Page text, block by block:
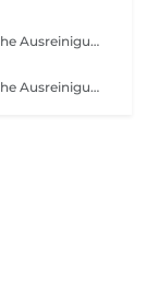
Abreinigung, Toner, Enzym-Peeling, gründliche Ausreinigung, Massage, medizinische Wirkstoffeinschleusen mit Ultraschallgerät in den Gesichts- und Augenpartien, intensive Hautverjüngung mit V-TOX Maske + Infrabehandlung, Fuß- oder Armmassage, Vliesmaske, Abschlusspflege, Sonnenschutzcream
Abreinigung, Toner, Enzym-Peeling, gründliche Ausreinigung, Massage, medizinische Wirkstoffeinschleusen mit Ultraschallgerät, intensive Hautverjüngung mit V-TOX Maske + Infrabehandlung, Fuss- oder Armmassage, Vliesmaske, Abschlusspflege, Sonnenschutzcreme + Harmonische Seele Massage + Silver Pediküre Behandlung